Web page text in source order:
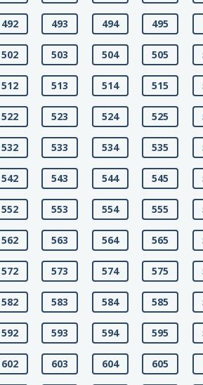
492 493 494 495
502 503 504 505
512 513 514 515
522 523 524 525
532 533 534 535
542 543 544 545
552 553 554 555
562 563 564 565
572 573 574 575
582 583 584 585
592 593 594 595
602 603 604 605